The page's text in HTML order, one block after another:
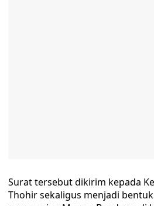
Surat tersebut dikirim kepada
Thohir sekaligus menjadi